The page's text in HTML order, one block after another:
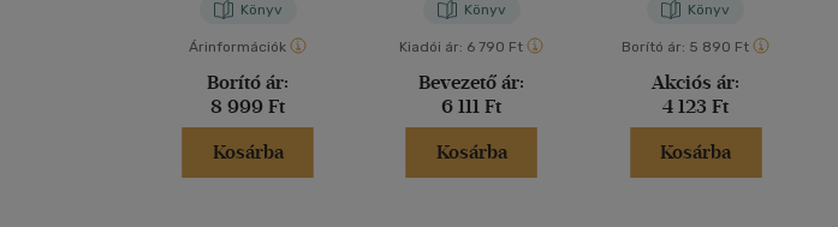
Könyv
Árinformációk
Borító ár:
8 999 Ft
Kosárba
Könyv
Kiadói ár: 6 790 Ft
Bevezető ár:
6 111 Ft
Kosárba
Könyv
Borító ár: 5 890 Ft
Akciós ár:
4 123 Ft
Kosárba